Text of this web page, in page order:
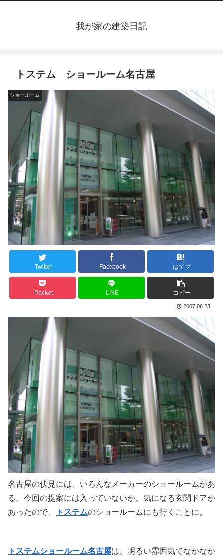
我が家の建築日記
トステム ショールーム名古屋
ショールーム
Twitter Facebook はてブ
Pocket LINE コピー
2007.06.23
名古屋の伏見には、いろんなメーカーのショールームがあ
る。今回の提案には入っていないが、気になる玄関ドアが
あったので、
トステムのショールームにも行くことに。
トステムショールーム名古屋は、明るい雰囲気でなかなか